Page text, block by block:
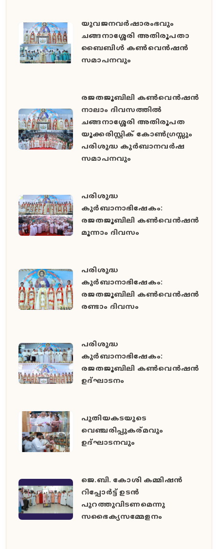
യുവജനവർഷാരംഭവും
ചങ്ങനാശ്ശേരി അതിരൂപതാ
ബൈബിൾ കൺവെൻഷൻ
സമാപനവും
രജതജൂബിലി കൺവെൻഷൻ
നാലാം ദിവസത്തിൽ
ചങ്ങനാശ്ശേരി അതിരൂപത
യൂക്കരിസ്റ്റിക് കോൺഗ്രസ്സും
പരിശുദ്ധ കുർബാനവർഷ
സമാപനവും
പരിശുദ്ധ
കുർബാനാഭിഷേകം:
രജതജൂബിലി കൺവെൻഷൻ
മൂന്നാം ദിവസം
പരിശുദ്ധ
കുർബാനാഭിഷേകം:
രജതജൂബിലി കൺവെൻഷൻ
രണ്ടാം ദിവസം
പരിശുദ്ധ
കുർബാനാഭിഷേകം:
രജതജൂബിലി കൺവെൻഷൻ
ഉദ്ഘാടനം
പുതിയകടയുടെ
വെഞ്ചരിപ്പുകര്മവും
ഉദ്‌ഘാടനവും
ജെ.ബി. കോശി കമ്മിഷൻ
റിപ്പോർട്ട് ഉടൻ
പുറത്തുവിടണമെന്നു
സഭൈക്യസമ്മേളനം